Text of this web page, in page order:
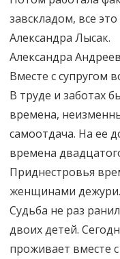
завскладом, все
Александра Лысак.
Александра
Вместе с супругом
В труде и заботах
времена,
самоотдача. На ее
времена
Приднестровья
женщинами
Судьба не раз
двоих детей.
проживает вместе